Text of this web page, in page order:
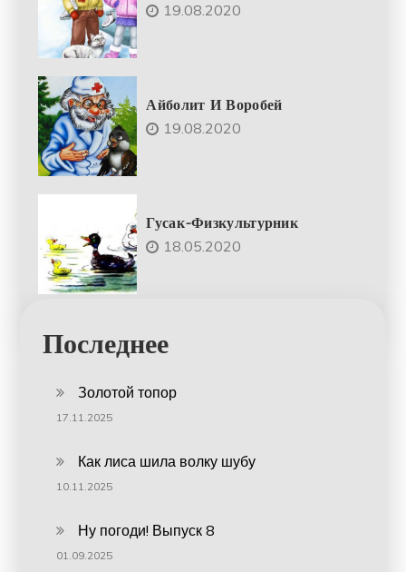
19.08.2020
Айболит И Воробей
19.08.2020
Гусак-Физкультурник
18.05.2020
Последнее
Золотой топор
17.11.2025
Как лиса шила волку шубу
10.11.2025
Ну погоди! Выпуск 8
01.09.2025